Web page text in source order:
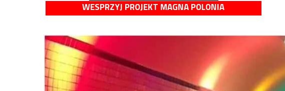
WESPRZYJ PROJEKT MAGNA POLONIA